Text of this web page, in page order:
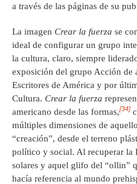
a través de las páginas de su
La imagen Crear la fuerza se
ideal de configurar un grupo
la cultura, claro, siempre
exposición del grupo Acción de
Escritores de América y por
Cultura. Crear la fuerza
americano desde las formas,[34]
múltiples dimensiones de
“creación”, desde el terreno
político y social. Al recuperar la
solares y aquel glifo del “ollin”
hacía referencia al mundo